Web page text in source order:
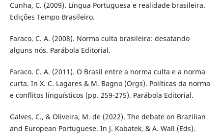
Cunha, C. (2009). Língua Portuguesa e realidade brasileira.
Edições Tempo Brasileiro.
Faraco, C. A. (2008). Norma culta brasileira: desatando
alguns nós. Parábola Editorial.
Faraco, C. A. (2011). O Brasil entre a norma culta e a norma
curta. In X. C. Lagares & M. Bagno (Orgs). Políticas da norma
e conflitos linguísticos (pp. 259-275). Parábola Editorial.
Galves, C., & Oliveira, M. de (2022). The debate on Brazilian
and European Portuguese. In J. Kabatek, & A. Wall (Eds).